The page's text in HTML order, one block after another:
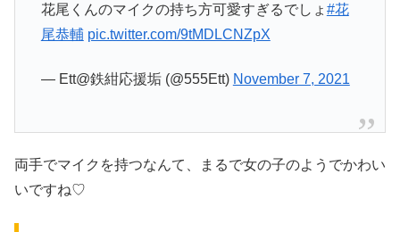
花尾くんのマイクの持ち方可愛すぎるでしょ #花
尾恭輔 pic.twitter.com/9tMDLCNZpX
— Ett@鉄紺応援垢 (@555Ett) November 7, 2021
両手でマイクを持つなんて、まるで女の子のようでかわい
いですね♡